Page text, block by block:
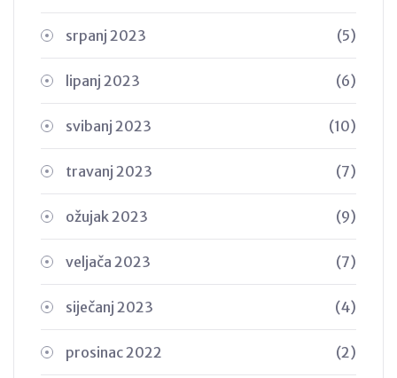
srpanj 2023 (5)
lipanj 2023 (6)
svibanj 2023 (10)
travanj 2023 (7)
ožujak 2023 (9)
veljača 2023 (7)
siječanj 2023 (4)
prosinac 2022 (2)